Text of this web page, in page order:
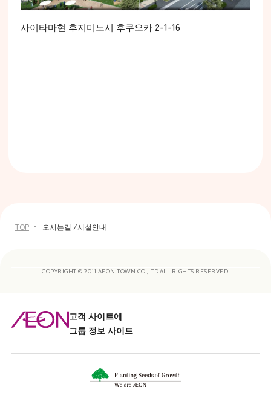
사이타마현 후지미노시 후쿠오카 2-1-16
TOP 오시는길 /시설안내
COPYRIGHT © 2011,AEON TOWN CO.,LTD.ALL RIGHTS RESERVED.
고객 사이트에
그룹 정보 사이트